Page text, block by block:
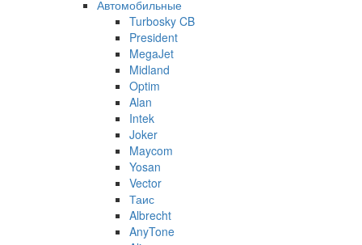
Автомобильные
Turbosky CB
President
MegaJet
Midland
Optim
Alan
Intek
Joker
Maycom
Yosan
Vector
Таис
Albrecht
AnyTone